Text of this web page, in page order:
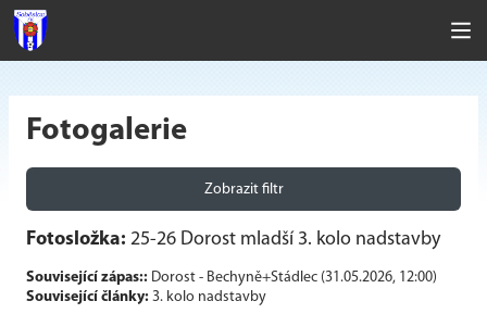
Fotogalerie
Zobrazit filtr
Fotosložka: 25-26 Dorost mladší 3. kolo nadstavby
Související zápas:: Dorost - Bechyně+Stádlec (31.05.2026, 12:00)
Související články: 3. kolo nadstavby